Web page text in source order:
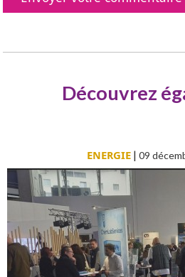
Découvrez
ENERGIE |09